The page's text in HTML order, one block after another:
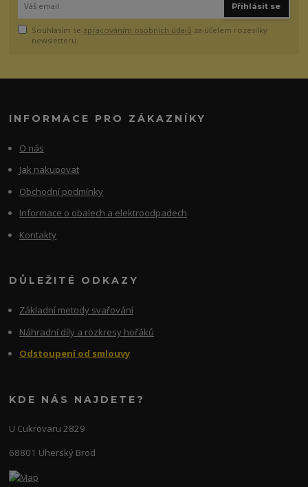
Přihlásit se
Souhlasím se zpracováním osobních údajů za účelem rozesílky
newsletteru.
INFORMACE PRO ZÁKAZNÍKY
O nás
Jak nakupovat
Obchodní podmínky
Informace o obalech a elektroodpadech
Kontakty
DŮLEŽITÉ ODKAZY
Základní metody svařování
Náhradní díly a rozkresy hořáků
Odstoupení od smlouvy
KDE NÁS NAJDETE?
U Cukrovaru 2829
68801 Uherský Brod